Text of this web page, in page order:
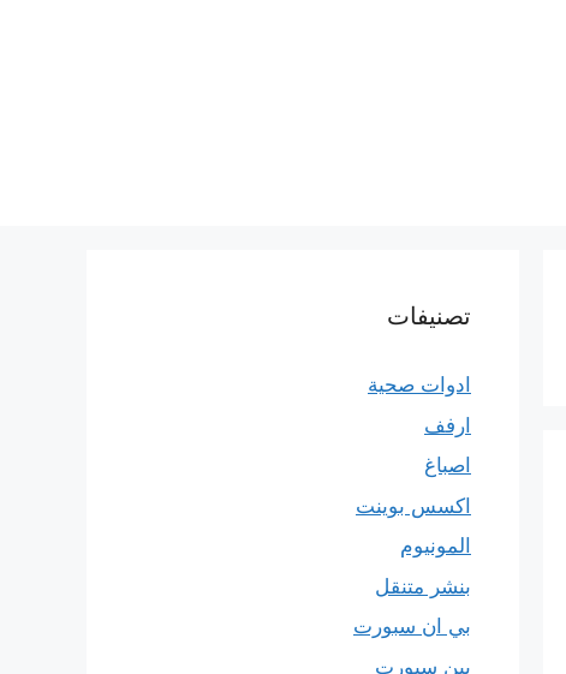
تصنيفات
ادوات صحية
ارفف
اصباغ
اكسس بوينت
المونيوم
بنشر متنقل
بي ان سبورت
بين سبورت